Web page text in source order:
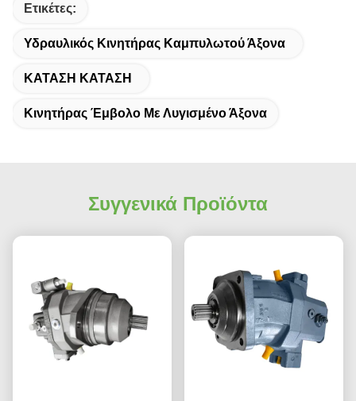
Ετικέτες:
Υδραυλικός Κινητήρας Καμπυλωτού Άξονα
ΚΑΤΑΣΗ ΚΑΤΑΣΗ
Κινητήρας Έμβολο Με Λυγισμένο Άξονα
Συγγενικά Προϊόντα